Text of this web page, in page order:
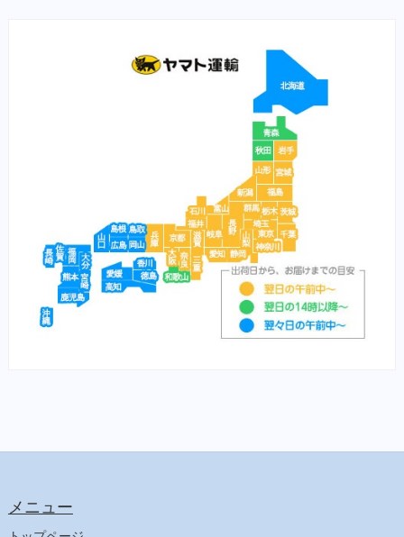
イティ iti（猫）
将軍
横綱
紅富士
赤富士
（魚）水草ＯＫ
メニュー